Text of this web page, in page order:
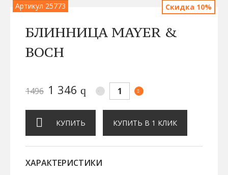
Артикул 25773 Скидка 10%
БЛИННИЦА MAYER &
BOCH
1496 1 346 q
КУПИТЬ КУПИТЬ В 1 КЛИК
ХАРАКТЕРИСТИКИ